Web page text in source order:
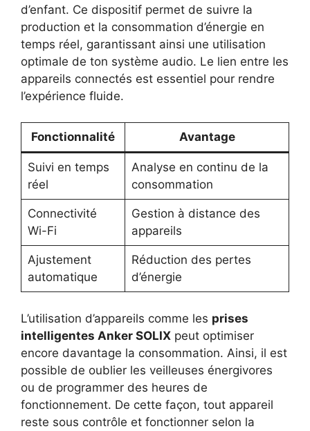
d’enfant. Ce dispositif permet de suivre la
production et la consommation d’énergie en
temps réel, garantissant ainsi une utilisation
optimale de ton système audio. Le lien entre les
appareils connectés est essentiel pour rendre
l’expérience fluide.
Fonctionnalité Avantage
Suivi en temps
réel
Analyse en continu de la
consommation
Connectivité
Wi-Fi
Gestion à distance des
appareils
Ajustement
automatique
Réduction des pertes
d’énergie
L’utilisation d’appareils comme les prises
intelligentes Anker SOLIX peut optimiser
encore davantage la consommation. Ainsi, il est
possible de oublier les veilleuses énergivores
ou de programmer des heures de
fonctionnement. De cette façon, tout appareil
reste sous contrôle et fonctionner selon la